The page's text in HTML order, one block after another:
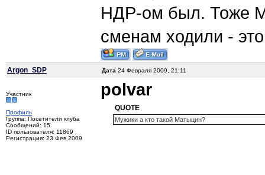
НДР-ом был. Тоже
сменам ходили -
Argon_SDP Дата 24 Февраля 2009, 21:11
Участник
Профиль
Группа: Посетители клуба
Сообщений: 15
ID пользователя: 11869
Регистрация: 23 Фев 2009
polvar
QUOTE
Мужики а кто такой Матыцин?